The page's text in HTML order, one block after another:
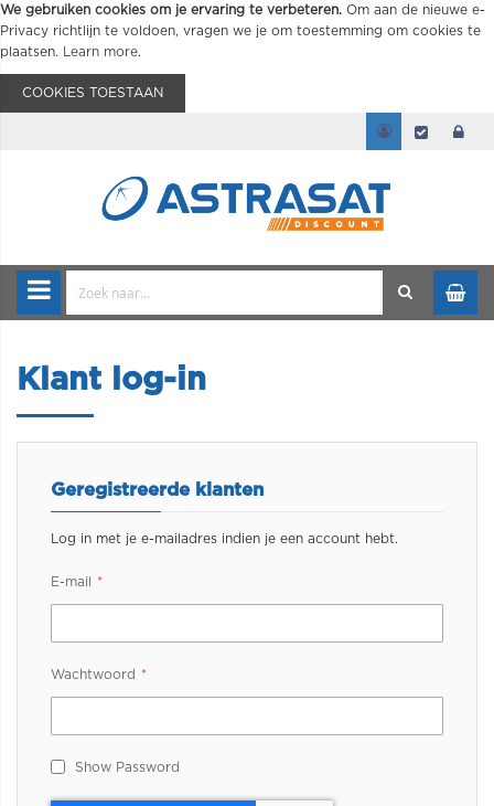
We gebruiken cookies om je ervaring te verbeteren. Om aan de nieuwe e-
Privacy richtlijn te voldoen, vragen we je om toestemming om cookies te
plaatsen.
Learn more.
COOKIES TOESTAAN
Klant log-in
Geregistreerde klanten
Log in met je e-mailadres indien je een account hebt.
E-mail
Wachtwoord
Show Password